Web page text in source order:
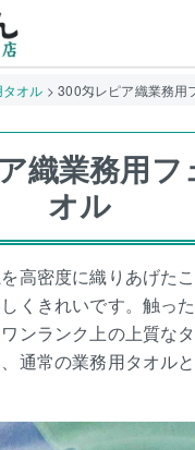
オル 300匁レピア織業務用
織業務用フ
オル
高密度に織りあげた
くきれいです。触っ
ンランク上の上質な
通常の業務用タオル